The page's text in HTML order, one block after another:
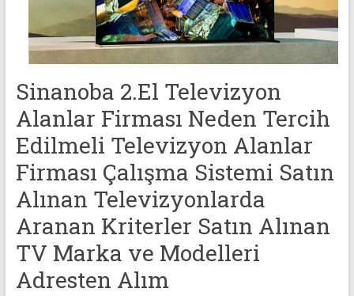
adresten
alım
yapıyor
Sinanoba 2.El Televizyon
Alanlar Firması Neden Tercih
Edilmeli Televizyon Alanlar
Firması Çalışma Sistemi Satın
Alınan Televizyonlarda
Aranan Kriterler Satın Alınan
TV Marka ve Modelleri
Adresten Alım